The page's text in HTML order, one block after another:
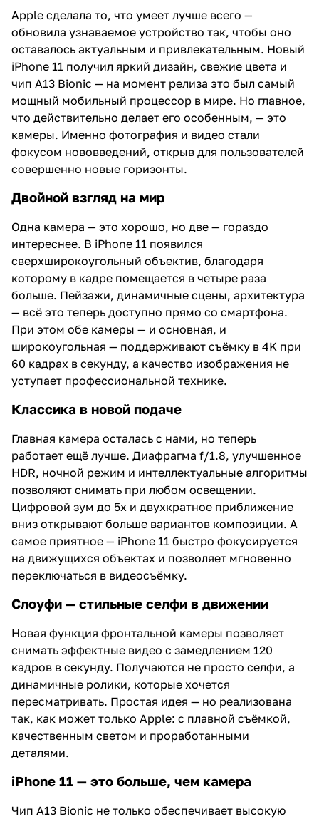
Apple сделала то, что умеет лучше всего —
обновила узнаваемое устройство так, чтобы оно
оставалось актуальным и привлекательным. Новый
iPhone 11 получил яркий дизайн, свежие цвета и
чип A13 Bionic — на момент релиза это был самый
мощный мобильный процессор в мире. Но главное,
что действительно делает его особенным, — это
камеры. Именно фотография и видео стали
фокусом нововведений, открыв для пользователей
совершенно новые горизонты.
Двойной взгляд на мир
Одна камера — это хорошо, но две — гораздо
интереснее. В iPhone 11 появился
сверхширокоугольный объектив, благодаря
которому в кадре помещается в четыре раза
больше. Пейзажи, динамичные сцены, архитектура
— всё это теперь доступно прямо со смартфона.
При этом обе камеры — и основная, и
широкоугольная — поддерживают съёмку в 4K при
60 кадрах в секунду, а качество изображения не
уступает профессиональной технике.
Классика в новой подаче
Главная камера осталась с нами, но теперь
работает ещё лучше. Диафрагма f/1.8, улучшенное
HDR, ночной режим и интеллектуальные алгоритмы
позволяют снимать при любом освещении.
Цифровой зум до 5x и двухкратное приближение
вниз открывают больше вариантов композиции. А
самое приятное — iPhone 11 быстро фокусируется
на движущихся объектах и позволяет мгновенно
переключаться в видеосъёмку.
Слоуфи — стильные селфи в движении
Новая функция фронтальной камеры позволяет
снимать эффектные видео с замедлением 120
кадров в секунду. Получаются не просто селфи, а
динамичные ролики, которые хочется
пересматривать. Простая идея — но реализована
так, как может только Apple: с плавной съёмкой,
качественным светом и проработанными
деталями.
iPhone 11 — это больше, чем камера
Чип A13 Bionic не только обеспечивает высокую